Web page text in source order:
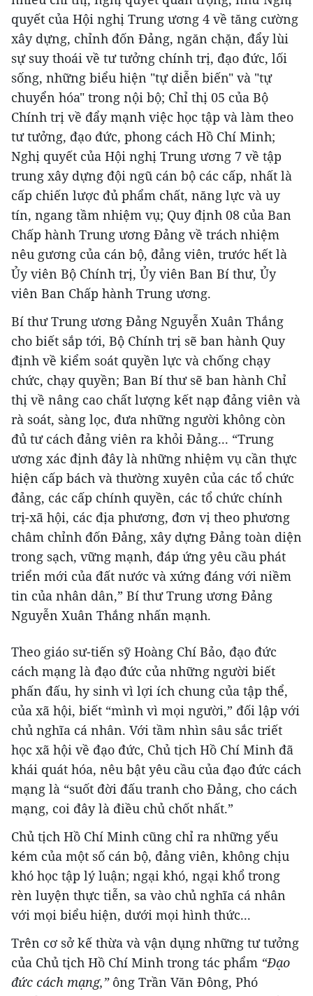
quyết của Hội nghị Trung ương 4 về tăng cường
xây dựng, chỉnh đốn Đảng, ngăn chặn, đẩy lùi
sự suy thoái về tư tưởng chính trị, đạo đức, lối
sống, những biểu hiện "tự diễn biến" và "tự
chuyển hóa" trong nội bộ; Chỉ thị 05 của Bộ
Chính trị về đẩy mạnh việc học tập và làm theo
tư tưởng, đạo đức, phong cách Hồ Chí Minh;
Nghị quyết của Hội nghị Trung ương 7 về tập
trung xây dựng đội ngũ cán bộ các cấp, nhất là
cấp chiến lược đủ phẩm chất, năng lực và uy
tín, ngang tầm nhiệm vụ; Quy định 08 của Ban
Chấp hành Trung ương Đảng về trách nhiệm
nêu gương của cán bộ, đảng viên, trước hết là
Ủy viên Bộ Chính trị, Ủy viên Ban Bí thư, Ủy
viên Ban Chấp hành Trung ương.
Bí thư Trung ương Đảng Nguyễn Xuân Thắng
cho biết sắp tới, Bộ Chính trị sẽ ban hành Quy
định về kiểm soát quyền lực và chống chạy
chức, chạy quyền; Ban Bí thư sẽ ban hành Chỉ
thị về nâng cao chất lượng kết nạp đảng viên và
rà soát, sàng lọc, đưa những người không còn
đủ tư cách đảng viên ra khỏi Đảng... “Trung
ương xác định đây là những nhiệm vụ cần thực
hiện cấp bách và thường xuyên của các tổ chức
đảng, các cấp chính quyền, các tổ chức chính
trị-xã hội, các địa phương, đơn vị theo phương
châm chỉnh đốn Đảng, xây dựng Đảng toàn diện
trong sạch, vững mạnh, đáp ứng yêu cầu phát
triển mới của đất nước và xứng đáng với niềm
tin của nhân dân,” Bí thư Trung ương Đảng
Nguyễn Xuân Thắng nhấn mạnh.
Theo giáo sư-tiến sỹ Hoàng Chí Bảo, đạo đức
cách mạng là đạo đức của những người biết
phấn đấu, hy sinh vì lợi ích chung của tập thể,
của xã hội, biết “mình vì mọi người,” đối lập với
chủ nghĩa cá nhân. Với tầm nhìn sâu sắc triết
học xã hội về đạo đức, Chủ tịch Hồ Chí Minh đã
khái quát hóa, nêu bật yêu cầu của đạo đức cách
mạng là “suốt đời đấu tranh cho Đảng, cho cách
mạng, coi đây là điều chủ chốt nhất.”
Chủ tịch Hồ Chí Minh cũng chỉ ra những yếu
kém của một số cán bộ, đảng viên, không chịu
khó học tập lý luận; ngại khó, ngại khổ trong
rèn luyện thực tiễn, sa vào chủ nghĩa cá nhân
với mọi biểu hiện, dưới mọi hình thức...
Trên cơ sở kế thừa và vận dụng những tư tưởng
của Chủ tịch Hồ Chí Minh trong tác phẩm “Đạo
đức cách mạng,” ông Trần Văn Đông, Phó